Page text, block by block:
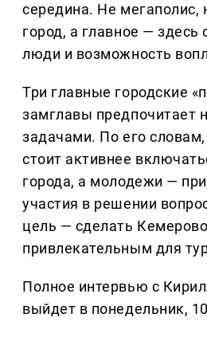
середина. Не мегаполис,
город, а главное —
люди и возможность
Три главные городские
замглавы предпочитает
задачами. По его
стоит активнее
города, а молодежи —
участия в решении
цель — сделать Кемерово
привлекательным для
Полное интервью с
выйдет в понедельник,